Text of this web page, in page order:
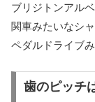
ブリジトンアル
関車みたいなシ
ペダルドライブ
歯のピッチ